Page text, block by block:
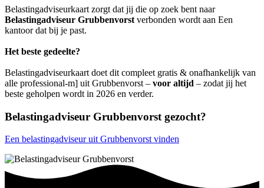
Belastingadviseurkaart zorgt dat jij die op zoek bent naar
Belastingadviseur Grubbenvorst verbonden wordt aan Een
kantoor dat bij je past.
Het beste gedeelte?
Belastingadviseurkaart doet dit compleet gratis & onafhankelijk van
alle professional-m] uit Grubbenvorst – voor altijd – zodat jij het
beste geholpen wordt in 2026 en verder.
Belastingadviseur Grubbenvorst gezocht?
Een belastingadviseur uit Grubbenvorst vinden